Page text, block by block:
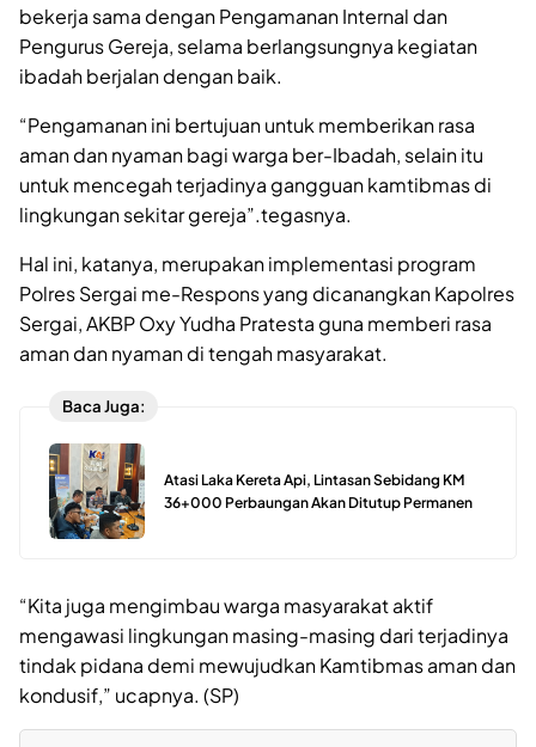
bekerja sama dengan Pengamanan Internal dan
Pengurus Gereja, selama berlangsungnya kegiatan
ibadah berjalan dengan baik.
“Pengamanan ini bertujuan untuk memberikan rasa
aman dan nyaman bagi warga ber-Ibadah, selain itu
untuk mencegah terjadinya gangguan kamtibmas di
lingkungan sekitar gereja”.tegasnya.
Hal ini, katanya, merupakan implementasi program
Polres Sergai me-Respons yang dicanangkan Kapolres
Sergai, AKBP Oxy Yudha Pratesta guna memberi rasa
aman dan nyaman di tengah masyarakat.
Baca Juga:
Atasi Laka Kereta Api, Lintasan Sebidang KM
36+000 Perbaungan Akan Ditutup Permanen
“Kita juga mengimbau warga masyarakat aktif
mengawasi lingkungan masing-masing dari terjadinya
tindak pidana demi mewujudkan Kamtibmas aman dan
kondusif,” ucapnya. (SP)